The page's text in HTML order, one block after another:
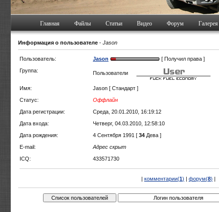
Главная Файлы Статьи Видео Форум Галерея
Информация о пользователе - Jason
Пользователь: Jason
[ Получил права ]
Группа:
Пользователи
Имя:
Jason [ Стандарт ]
Статус:
Оффлайн
Дата регистрации:
Среда, 20.01.2010, 16:19:12
Дата входа:
Четверг, 04.03.2010, 12:58:10
Дата рождения:
4 Сентября 1991 [ 34 Дева ]
E-mail:
Адрес скрыт
ICQ:
433571730
комментарии(1) форум(8)